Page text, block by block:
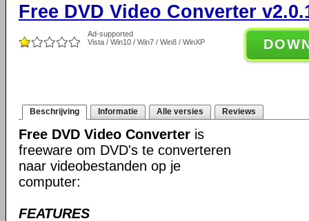
Free DVD Video Converter
Ad-supported
Vista / Win10 / Win7 / Win8 / WinXP
Beschrijving Informatie Alle versies Reviews
Free DVD Video Converter is
freeware om DVD's te converteren
naar videobestanden op je
computer:
FEATURES